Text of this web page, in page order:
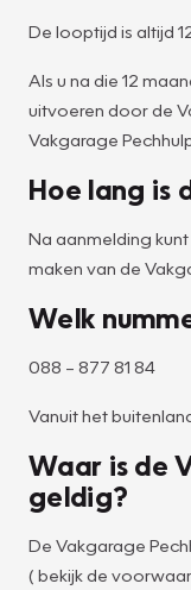
De looptijd is altijd
Als u na die 12
uitvoeren door de
Vakgarage
Hoe lang is
Na aanmelding
maken van de
Welk
088 – 877 81 84
Vanuit het
Waar is de
geldig?
De Vakgarage
( bekijk de